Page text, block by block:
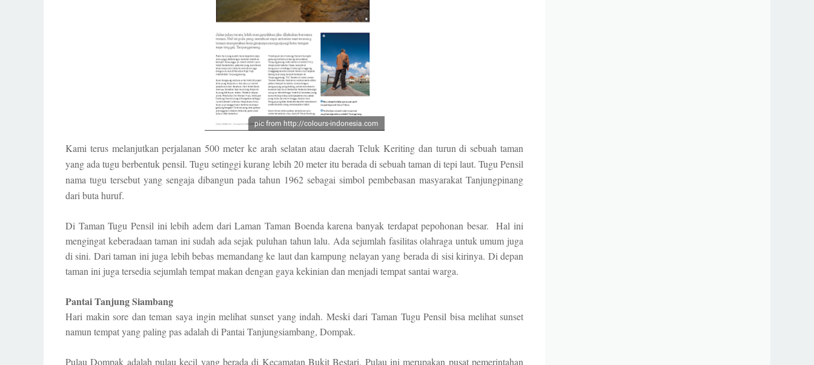
pic from http://colours-indonesia.com
Kami terus melanjutkan perjalanan 500 meter ke arah selatan atau daerah Teluk Keriting dan turun di sebuah taman
yang ada tugu berbentuk pensil. Tugu setinggi kurang lebih 20 meter itu berada di sebuah taman di tepi laut. Tugu Pensil
nama tugu tersebut yang sengaja dibangun pada tahun 1962 sebagai simbol pembebasan masyarakat Tanjungpinang
dari buta huruf.
Di Taman Tugu Pensil ini lebih adem dari Laman Taman Boenda karena banyak terdapat pepohonan besar. Hal ini
mengingat keberadaan taman ini sudah ada sejak puluhan tahun lalu. Ada sejumlah fasilitas olahraga untuk umum juga
di sini. Dari taman ini juga lebih bebas memandang ke laut dan kampung nelayan yang berada di sisi kirinya. Di depan
taman ini juga tersedia sejumlah tempat makan dengan gaya kekinian dan menjadi tempat santai warga.
Pantai Tanjung Siambang
Hari makin sore dan teman saya ingin melihat sunset yang indah. Meski dari Taman Tugu Pensil bisa melihat sunset
namun tempat yang paling pas adalah di Pantai Tanjungsiambang, Dompak.
Pulau Dompak adalah pulau kecil yang berada di Kecamatan Bukit Bestari. Pulau ini merupakan pusat pemerintahan